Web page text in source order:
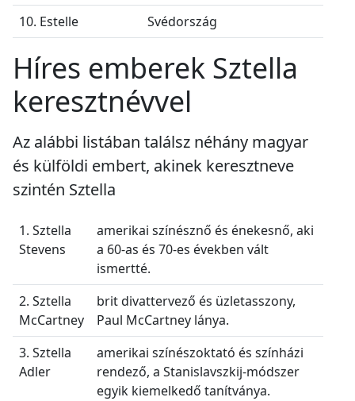
10. Estelle
Svédország
Híres emberek Sztella
keresztnévvel
Az alábbi listában találsz néhány magyar
és külföldi embert, akinek keresztneve
szintén Sztella
1. Sztella
Stevens
amerikai színésznő és énekesnő, aki
a 60-as és 70-es években vált
ismertté.
2. Sztella
McCartney
brit divattervező és üzletasszony,
Paul McCartney lánya.
3. Sztella
Adler
amerikai színészoktató és színházi
rendező, a Stanislavszkij-módszer
egyik kiemelkedő tanítványa.